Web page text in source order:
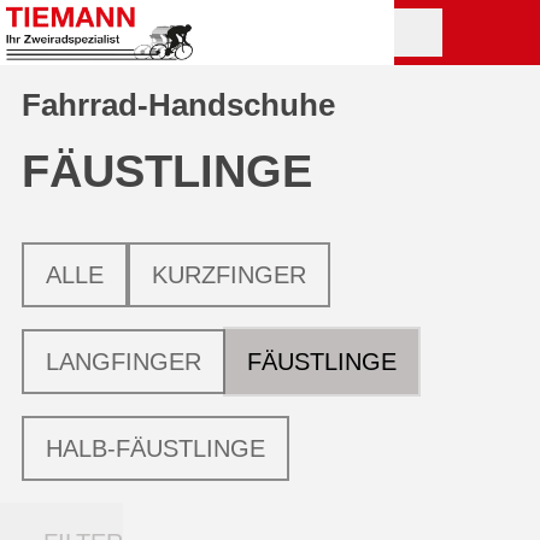
Fahrrad-Handschuhe
FÄUSTLINGE
ALLE KURZFINGER
LANGFINGER FÄUSTLINGE
HALB-FÄUSTLINGE